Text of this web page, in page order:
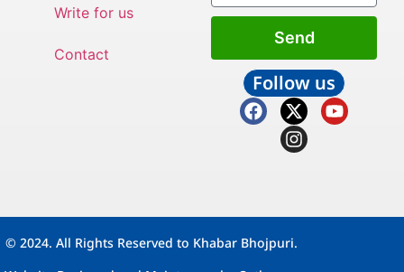
Write for us
Contact
Send
Follow us
© 2024. All Rights Reserved to Khabar Bhojpuri.